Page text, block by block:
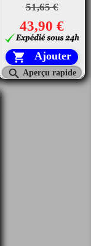
51,65 €
43,90 €
 Ajouter
 Aperçu rapide